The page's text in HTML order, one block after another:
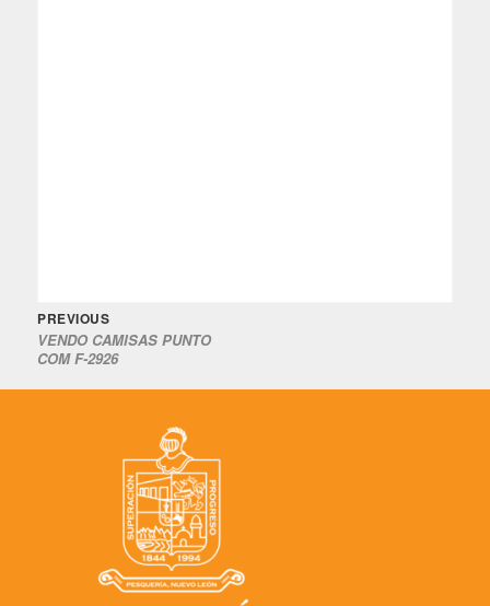
Navegación
de
entradas
PREVIOUSPrevious
post:
VENDO CAMISAS PUNTO
COM F-2926